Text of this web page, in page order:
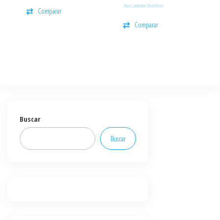
Comparar
Pisos Laminados WaterProof
Comparar
Buscar
Buscar